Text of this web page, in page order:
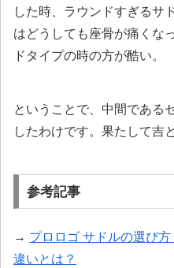
した時、ラウンドすぎるサ
はどうしても座骨が痛くな
ドタイプの時の方が酷い。
ということで、中間である
したわけです。果たして吉
参考記事
→ プロロゴ サドルの選び
違いとは？